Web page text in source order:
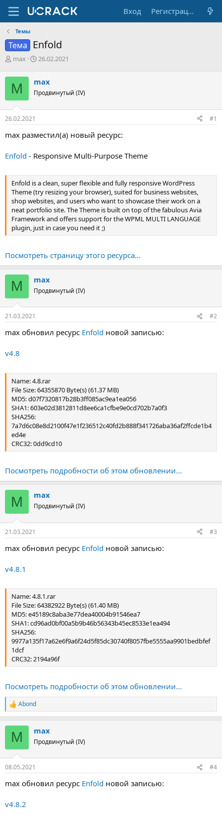
Вход Регистрация
Темы
Тема Enfold
А
т
о
р
т
е
м
max
Д
а
н
ч
а
26.02.2021
M max
Продвинутый (IV)
26.02.2021 #1
max разместил(а) новый ресурс:
Enfold - Responsive Multi-Purpose Theme
Enfold is a clean, super flexible and fully responsive WordPress
Theme (try resizing your browser), suited for business websites,
shop websites, and users who want to showcase their work on a
neat portfolio site. The Theme is built on top of the fabulous Avia
Framework and offers support for the WPML MULTI LANGUAGE
plugin, just in case you need it ;)
Посмотреть страницу этого ресурса...
M max
Продвинутый (IV)
21.03.2021 #2
max обновил ресурс Enfold новой записью:
v4.8
Name: 4.8.rar
File Size: 64355870 Byte(s) (61.37 MB)
MD5: d07f7320817b28b3ff085ac9ea1ea056
SHA1: 603e02d3812811d8ee6ca1cfbe9e0cd702b7a0f3
SHA256:
7a7d6c08e8d2100f47e1f236512c40fd2b888f341726aba36af2ffcde1b4
ed4e
CRC32: 0dd9cd10
Посмотреть подробности об этом обновлении...
M max
Продвинутый (IV)
21.03.2021 #3
max обновил ресурс Enfold новой записью:
v4.8.1
Name: 4.8.1.rar
File Size: 64382922 Byte(s) (61.40 MB)
MD5: e45189c8aba3e77dea40004b91546ea7
SHA1: cd96ad0bf00a5b9b46b56343b45ec8533e1ea494
SHA256:
9977a135f17a62e6f9a6f24d5f85dc30740f8057fbe5555aa9901bedbfef
1dcf
CRC32: 2194a96f
Посмотреть подробности об этом обновлении...
Р
е
Abond
M max
Продвинутый (IV)
08.05.2021 #4
max обновил ресурс Enfold новой записью:
v4.8.2